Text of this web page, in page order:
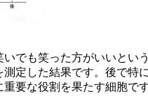
でも笑った方がいいとい
定した結果です。後で特
要な役割を果たす細胞で